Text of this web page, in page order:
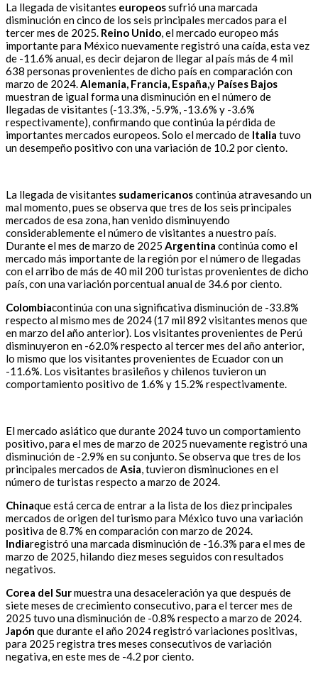
La llegada de visitantes europeossufrió una marcada
disminución en cinco de los seis principales mercados para el
tercer mes de 2025. Reino Unido, el mercado europeo más
importante para México nuevamente registró una caída, esta vez
de -11.6% anual, es decir dejaron de llegar al país más de 4 mil
638 personas provenientes de dicho país en comparación con
marzo de 2024.Alemania, Francia, España,y Países Bajos
muestran de igual forma una disminución en el número de
llegadas de visitantes (-13.3%, -5.9%, -13.6% y -3.6%
respectivamente), confirmando que continúa la pérdida de
importantes mercados europeos. Solo el mercado de Italia tuvo
un desempeño positivo con una variación de 10.2 por ciento.
La llegada de visitantes sudamericanoscontinúa atravesando un
mal momento, pues se observa que tres de los seis principales
mercados de esa zona, han venido disminuyendo
considerablemente el número de visitantes a nuestro país.
Durante el mes de marzo de 2025 Argentina continúa como el
mercado más importante de la región por el número de llegadas
con el arribo de más de 40 mil 200 turistas provenientes de dicho
país, con una variación porcentual anual de 34.6 por ciento.
Colombiacontinúa con una significativa disminución de -33.8%
respecto al mismo mes de 2024 (17 mil 892 visitantes menos que
en marzo del año anterior). Los visitantes provenientes de Perú
disminuyeron en -62.0% respecto al tercer mes del año anterior,
lo mismo que los visitantes provenientes de Ecuador con un
-11.6%. Los visitantes brasileños y chilenos tuvieron un
comportamiento positivo de 1.6% y 15.2% respectivamente.
El mercado asiático que durante 2024 tuvo un comportamiento
positivo, para el mes de marzo de 2025 nuevamente registró una
disminución de -2.9% en su conjunto. Se observa que tres de los
principales mercados deAsia, tuvieron disminuciones en el
número de turistas respecto a marzo de 2024.
Chinaque está cerca de entrar a la lista de los diez principales
mercados de origen del turismo para México tuvo una variación
positiva de 8.7% en comparación con marzo de 2024.
Indiaregistró una marcada disminución de -16.3% para el mes de
marzo de 2025, hilando diez meses seguidos con resultados
negativos.
Corea del Surmuestra una desaceleración ya que después de
siete meses de crecimiento consecutivo, para el tercer mes de
2025 tuvo una disminución de -0.8% respecto a marzo de 2024.
Japón que durante el año 2024 registró variaciones positivas,
para 2025 registra tres meses consecutivos de variación
negativa, en este mes de -4.2 por ciento.